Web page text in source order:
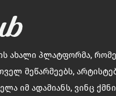
ახალი პლატფორმა,
მეწარმეებს,
იმ ადამიანს, ვინც